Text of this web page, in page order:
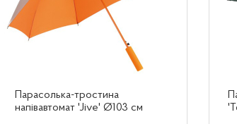
Парасолька-тростина
напівавтомат 'Jive' Ø103 cм